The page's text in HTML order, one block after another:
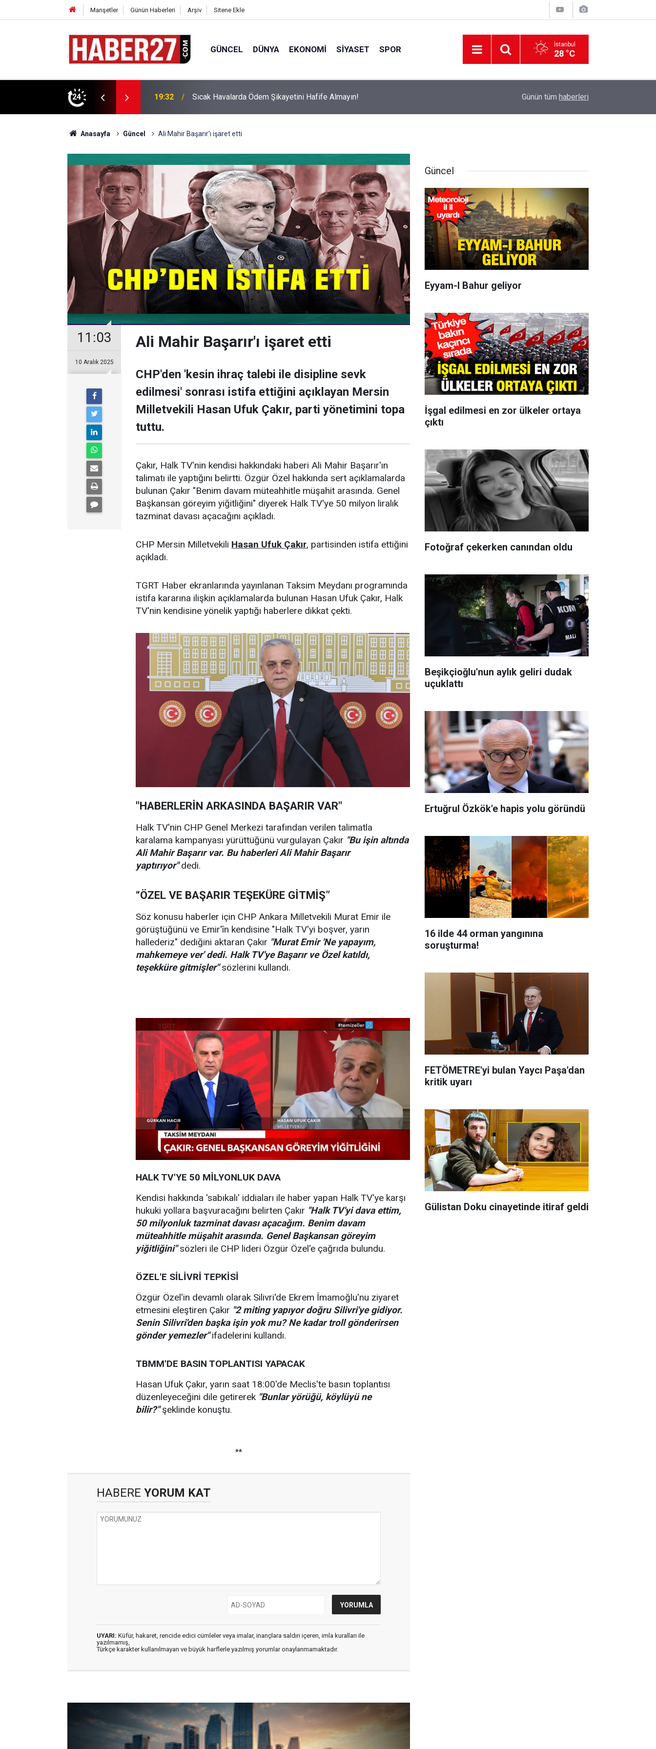
Manşetler Günün Haberleri Arşiv Sitene Ekle
GÜNCEL DÜNYA EKONOMI SIYASET SPOR İstanbul
28 °C
24 19:32 Sıcak Havalarda Ödem Şikayetini Hafife Almayın! İzmir 112’de Kan Donduran İddialar!
Günün tüm haberleri
Anasayfa Güncel Ali Mahir Başarır'ı işaret etti
11:03
10 Aralık 2025
Ali Mahir Başarır'ı işaret etti
CHP'den 'kesin ihraç talebi ile disipline sevk
edilmesi' sonrası istifa ettiğini açıklayan Mersin
Milletvekili Hasan Ufuk Çakır, parti yönetimini topa
tuttu.
Çakır, Halk TV'nin kendisi hakkındaki haberi Ali Mahir Başarır'ın
talimatı ile yaptığını belirtti. Özgür Özel hakkında sert açıklamalarda
bulunan Çakır "Benim davam müteahhitle müşahit arasında. Genel
Başkansan göreyim yiğitliğini" diyerek Halk TV'ye 50 milyon liralık
tazminat davası açacağını açıkladı.
CHP Mersin Milletvekili Hasan Ufuk Çakır, partisinden istifa ettiğini
açıkladı.
TGRT Haber ekranlarında yayınlanan Taksim Meydanı programında
istifa kararına ilişkin açıklamalarda bulunan Hasan Ufuk Çakır, Halk
TV'nin kendisine yönelik yaptığı haberlere dikkat çekti.
"HABERLERİN ARKASINDA BAŞARIR VAR"
Halk TV'nin CHP Genel Merkezi tarafından verilen talimatla
karalama kampanyası yürüttüğünü vurgulayan Çakır "Bu işin altında
Ali Mahir Başarır var. Bu haberleri Ali Mahir Başarır
yaptırıyor"dedi.
“ÖZEL VE BAŞARIR TEŞEKÜRE GİTMİŞ”
Söz konusu haberler için CHP Ankara Milletvekili Murat Emir ile
görüştüğünü ve Emir'în kendisine "Halk TV'yi boşver, yarın
hallederiz" dediğini aktaran Çakır "Murat Emir 'Ne yapayım,
mahkemeye ver' dedi. Halk TV'ye Başarır ve Özel katıldı,
teşekküre gitmişler"sözlerini kullandı.
HALK TV'YE 50 MİLYONLUK DAVA
Kendisi hakkında 'sabıkalı' iddiaları ile haber yapan Halk TV'ye karşı
hukuki yollara başvuracağını belirten Çakır "Halk TV'yi dava ettim,
50 milyonluk tazminat davası açacağım. Benim davam
müteahhitle müşahit arasında. Genel Başkansan göreyim
yiğitliğini"sözleri ile CHP lideri Özgür Özel'e çağrıda bulundu.
ÖZEL'E SİLİVRİ TEPKİSİ
Özgür Özel'in devamlı olarak Silivri'de Ekrem İmamoğlu'nu ziyaret
etmesini eleştiren Çakır "2 miting yapıyor doğru Silivri'ye gidiyor.
Senin Silivri'den başka işin yok mu? Ne kadar troll gönderirsen
gönder yemezler"ifadelerini kullandı.
TBMM'DE BASIN TOPLANTISI YAPACAK
Hasan Ufuk Çakır, yarın saat 18:00'de Meclis'te basın toplantısı
düzenleyeceğini dile getirerek "Bunlar yörüğü, köylüyü ne
bilir?"şeklinde konuştu.
**
HABERE YORUM KAT
UYARI: Küfür, hakaret, rencide edici cümleler veya imalar, inançlara saldırı içeren, imla kuralları ile
yazılmamış,
Türkçe karakter kullanılmayan ve büyük harflerle yazılmış yorumlar onaylanmamaktadır.
Güncel
Eyyam-I Bahur geliyor
İşgal edilmesi en zor ülkeler ortaya
çıktı
Fotoğraf çekerken canından oldu
Beşikçioğlu'nun aylık geliri dudak
uçuklattı
Ertuğrul Özkök'e hapis yolu göründü
16 ilde 44 orman yangınına
soruşturma!
FETÖMETRE'yi bulan Yaycı Paşa'dan
kritik uyarı
Gülistan Doku cinayetinde itiraf geldi